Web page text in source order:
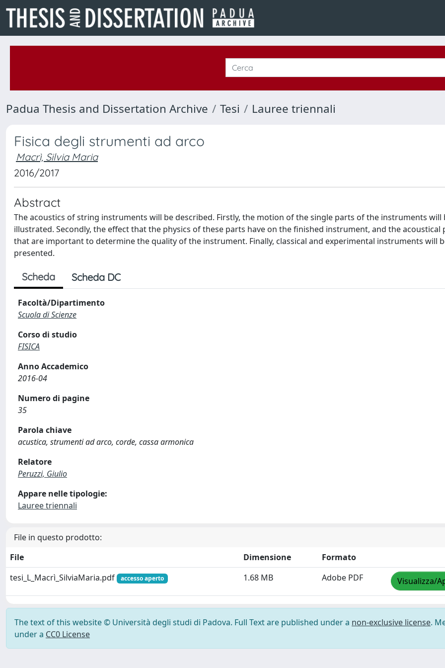
Padua Thesis and Dissertation Archive Tesi Lauree triennali
Fisica degli strumenti ad arco
Macrì, Silvia Maria
2016/2017
Abstract
The acoustics of string instruments will be described. Firstly, the motion of the single parts of the instruments will
illustrated. Secondly, the effect that the physics of these parts have on the finished instrument, and the acoustical
that are important to determine the quality of the instrument. Finally, classical and experimental instruments will
presented.
Scheda Scheda DC
Facoltà/Dipartimento
Scuola di Scienze
Corso di studio
FISICA
Anno Accademico
2016-04
Numero di pagine
35
Parola chiave
acustica, strumenti ad arco, corde, cassa armonica
Relatore
Peruzzi, Giulio
Appare nelle tipologie:
Lauree triennali
File in questo prodotto:
File
Dimensione
Formato
tesi_L_Macrì_SilviaMaria.pdf
accesso aperto 1.68 MB Adobe PDF Visualizza/
The text of this website © Università degli studi di Padova. Full Text are published under a non-exclusive license.
under a CC0 License